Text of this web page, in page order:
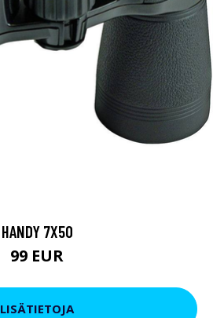
HANDY 7X50
99 EUR
LISÄTIETOJA